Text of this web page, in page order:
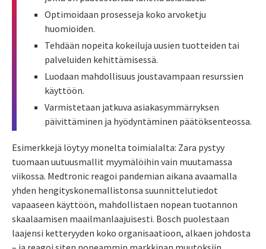
Optimoidaan prosesseja koko arvoketju
huomioiden.
Tehdään nopeita kokeiluja uusien tuotteiden tai
palveluiden kehittämisessä.
Luodaan mahdollisuus joustavampaan resurssien
käyttöön.
Varmistetaan jatkuva asiakasymmärryksen
päivittäminen ja hyödyntäminen päätöksenteossa.
Esimerkkejä löytyy monelta toimialalta: Zara pystyy
tuomaan uutuusmallit myymälöihin vain muutamassa
viikossa. Medtronic reagoi pandemian aikana avaamalla
yhden hengityskonemallistonsa suunnittelutiedot
vapaaseen käyttöön, mahdollistaen nopean tuotannon
skaalaamisen maailmanlaajuisesti. Bosch puolestaan
laajensi ketteryyden koko organisaatioon, alkaen johdosta